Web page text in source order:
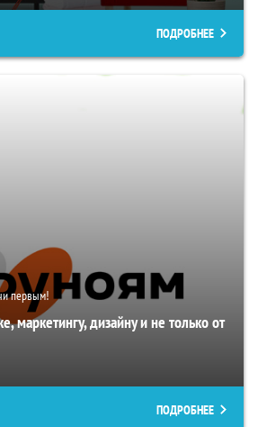
ПОДРОБНЕЕ
первым!
маркетингу, дизайну и не только от
ПОДРОБНЕЕ